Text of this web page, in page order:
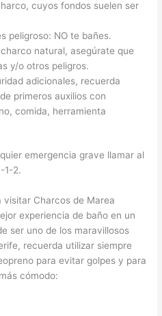
cuyos fondos suelen ser
peligroso: NO te bañes.
natural, asegúrate que
y/o otros peligros.
adicionales, recuerda
primeros auxilios con
comida, herramienta
emergencia grave llamar al
1-2.
visitar Charcos de Marea
experiencia de baño en un
ser uno de los maravillosos
recuerda utilizar siempre
para evitar golpes y para
cómodo: